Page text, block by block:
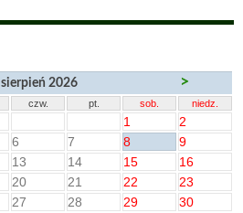
sierpień 2026 >
czw. pt. sob. niedz.
1
2
6 7 8
9
13 14 15
16
20 21 22
23
27 28 29
30